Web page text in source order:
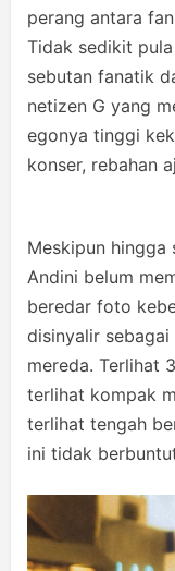
perang antara
Tidak sedikit
sebutan fanatik
netizen G yang
egonya tinggi
konser, rebahan
Meskipun hingga
Andini belum
beredar foto
disinyalir
mereda. Terlihat
terlihat kompak
terlihat tengah
ini tidak